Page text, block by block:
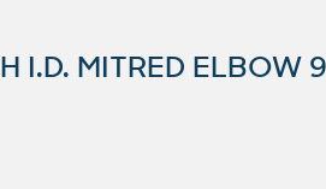
MITRED ELBOW